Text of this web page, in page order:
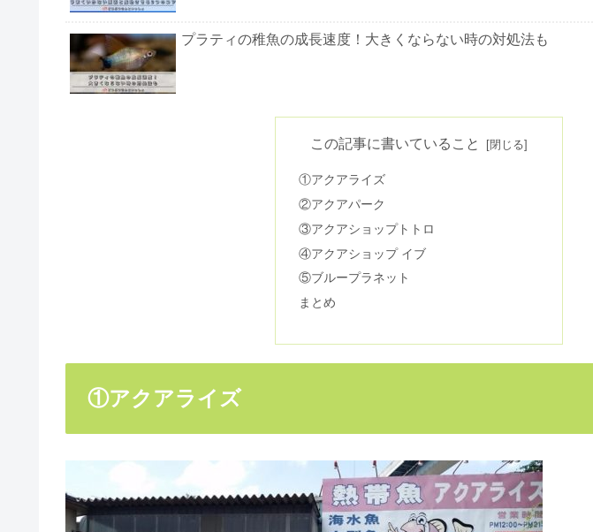
プラティの稚魚の成長速度！大きくならない時の対処法も
鯉の餌！おすすめランキングTOP10をご紹介！選ぶポイントは？
ウーパールーパーが餌を食べない3つの原因！正しいあげ方は？
アクアリウムのショップ【大阪編】初心者にもおすすめの5店舗！
ベタの繁殖！最適な時期やお見合いのコツを紹介
金魚の便秘の治療はできる？原因と対処についても併せて紹介
この記事に書いていること
①アクアライズ
②アクアパーク
③アクアショップトトロ
④アクアショップ イブ
⑤ブループラネット
まとめ
①アクアライズ